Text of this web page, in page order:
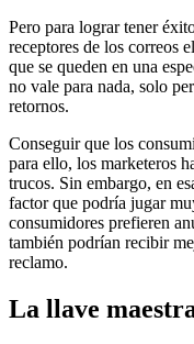
Pero para lograr tener
receptores de los correos
que se queden en una
no vale para nada, solo
retornos.
Conseguir que los
para ello, los marketeros
trucos. Sin embargo, en
factor que podría jugar
consumidores prefieren
también podrían recibir
reclamo.
La llave